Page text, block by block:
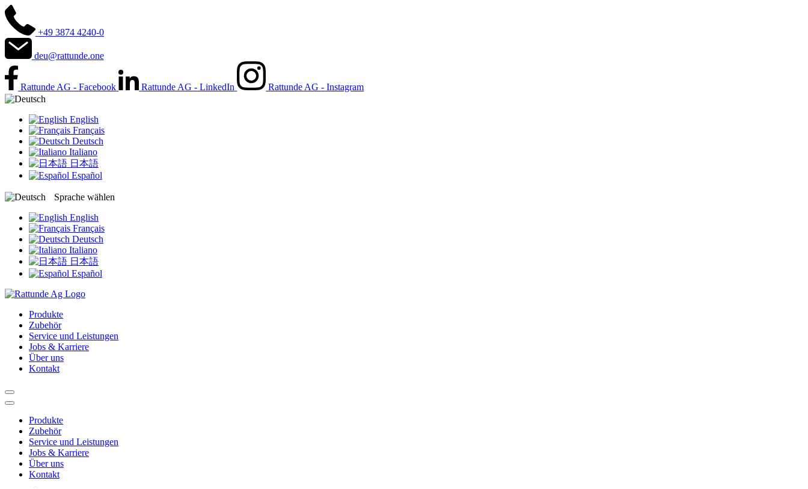
+49 3874 4240-0
deu@rattunde.one
Rattunde AG - Facebook Rattunde AG - LinkedIn Rattunde AG - Instagram
English
Français
Deutsch
Italiano
日本語
Español
Sprache wählen
English
Français
Deutsch
Italiano
日本語
Español
Produkte
Zubehör
Service und Leistungen
Jobs & Karriere
Über uns
Kontakt
Produkte
Zubehör
Service und Leistungen
Jobs & Karriere
Über uns
Kontakt